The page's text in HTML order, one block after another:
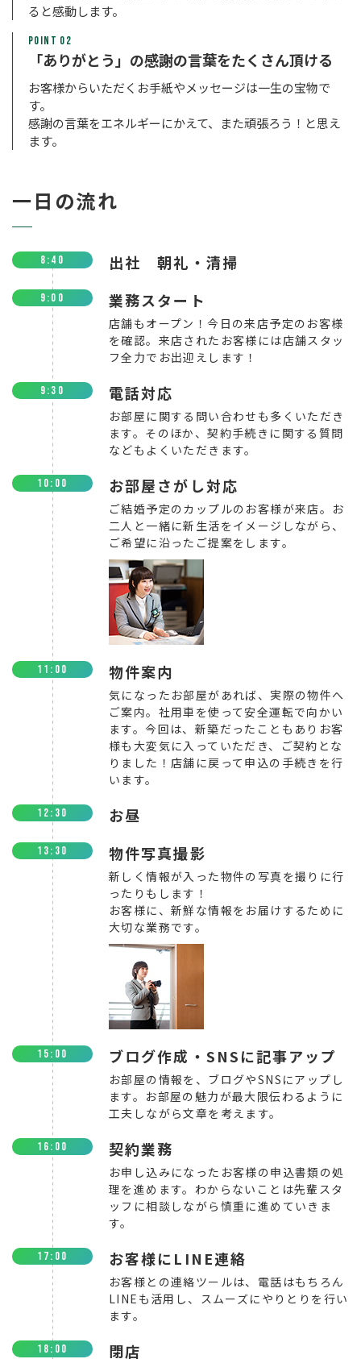
ると感動します。
POINT 02
「ありがとう」の感謝の言葉をたくさん頂ける
お客様からいただくお手紙やメッセージは一生の宝物で
す。
感謝の言葉をエネルギーにかえて、また頑張ろう！と思え
ます。
一日の流れ
8:40 出社 朝礼・清掃
9:00 業務スタート
店舗もオープン！今日の来店予定のお客様
を確認。来店されたお客様には店舗スタッ
フ全力でお出迎えします！
9:30 電話対応
お部屋に関する問い合わせも多くいただき
ます。そのほか、契約手続きに関する質問
などもよくいただきます。
10:00 お部屋さがし対応
ご結婚予定のカップルのお客様が来店。お
二人と一緒に新生活をイメージしながら、
ご希望に沿ったご提案をします。
11:00 物件案内
気になったお部屋があれば、実際の物件へ
ご案内。社用車を使って安全運転で向かい
ます。今回は、新築だったこともありお客
様も大変気に入っていただき、ご契約とな
りました！店舗に戻って申込の手続きを行
います。
12:30 お昼
13:30 物件写真撮影
新しく情報が入った物件の写真を撮りに行
ったりもします！
お客様に、新鮮な情報をお届けするために
大切な業務です。
15:00 ブログ作成・SNSに記事アップ
お部屋の情報を、ブログやSNSにアップし
ます。お部屋の魅力が最大限伝わるように
工夫しながら文章を考えます。
16:00 契約業務
お申し込みになったお客様の申込書類の処
理を進めます。わからないことは先輩スタ
ッフに相談しながら慎重に進めていきま
す。
17:00 お客様にLINE連絡
お客様との連絡ツールは、電話はもちろん
LINEも活用し、スムーズにやりとりを行い
ます。
18:00 閉店